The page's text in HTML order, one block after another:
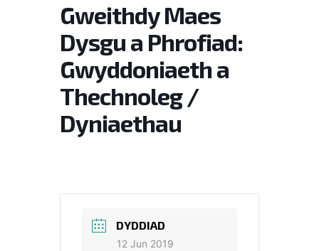
Gweithdy Maes
Dysgu a Phrofiad:
Gwyddoniaeth a
Thechnoleg /
Dyniaethau
DYDDIAD
12 Jun 2019